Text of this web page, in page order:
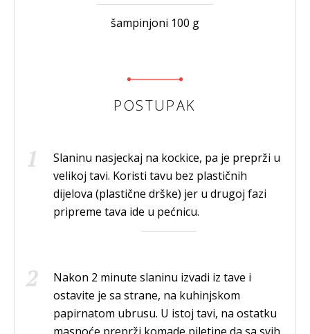
šampinjoni 100 g
POSTUPAK
Slaninu nasjeckaj na kockice, pa je preprži u
velikoj tavi. Koristi tavu bez plastičnih
dijelova (plastične drške) jer u drugoj fazi
pripreme tava ide u pećnicu.
Nakon 2 minute slaninu izvadi iz tave i
ostavite je sa strane, na kuhinjskom
papirnatom ubrusu. U istoj tavi, na ostatku